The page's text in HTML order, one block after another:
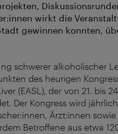
wirkt die
gewinnen konnten,
schwerer alkoholischer
des heurigen
(EASL), der von 21. bis
Der Kongress wird
Ärzt:innen sowie
Betroffene aus etwa